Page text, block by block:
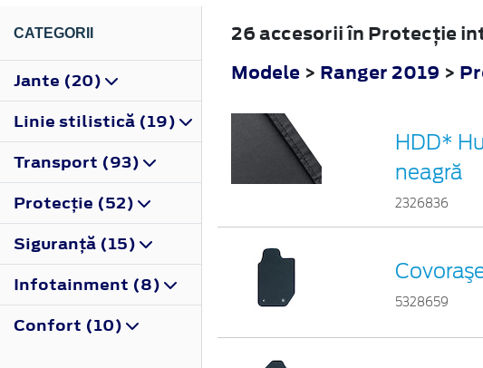
CATEGORII
Jante (20)
Linie stilistică (19)
Transport (93)
Protecţie (52)
Siguranţă (15)
Infotainment (8)
Confort (10)
26 accesorii în Protecţie
Modele > Ranger 2019 >
HDD*
neagră
2326836
5328659